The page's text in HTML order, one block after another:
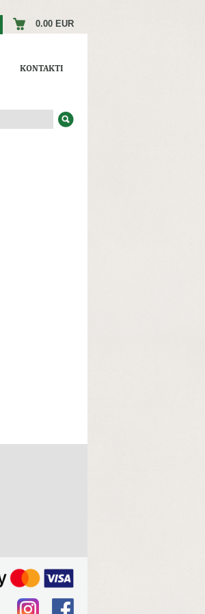
0.00 EUR
KONTAKTI